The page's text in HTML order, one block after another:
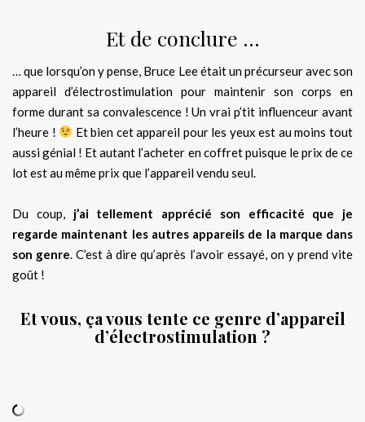
Et de conclure …
… que lorsqu’on y pense, Bruce Lee était un précurseur avec son
appareil d’électrostimulation pour maintenir son corps en
forme durant sa convalescence ! Un vrai p’tit influenceur avant
l’heure !
Et bien cet appareil pour les yeux est au moins tout
aussi génial ! Et autant l’acheter en coffret puisque le prix de ce
lot est au même prix que l’appareil vendu seul.
Du coup,j’ai tellement apprécié son efficacité que je
regarde maintenant les autres appareils de la marque dans
son genre. C’est à dire qu’après l’avoir essayé, on y prend vite
goût !
Et vous, ça vous tente ce genre d’appareil
d’électrostimulation ?